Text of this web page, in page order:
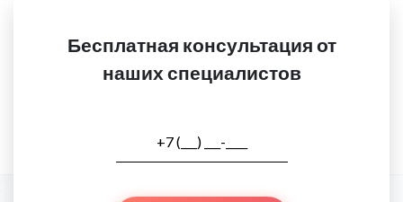
Бесплатная консультация от
наших специалистов